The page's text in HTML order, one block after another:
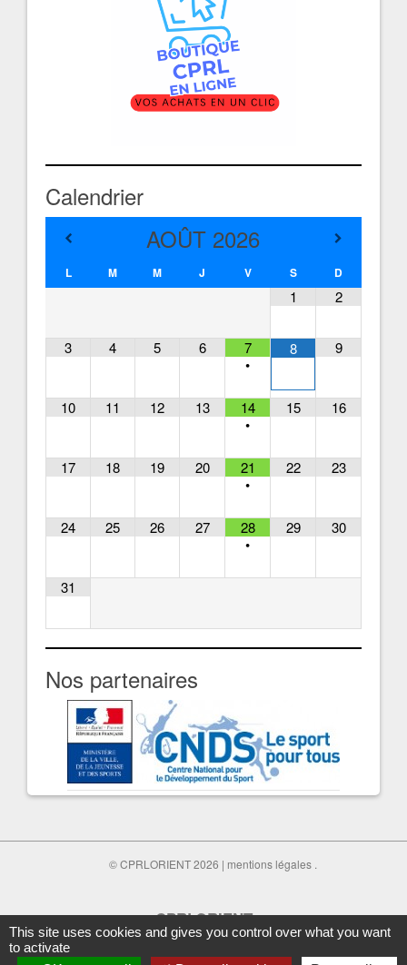
Calendrier
AOÛT 2026
L M M J V S D
1 2
3 4 5 6 7
•
8 9
10 11 12 13 14
•
15 16
17 18 19 20 21
•
22 23
24 25 26 27 28
•
29 30
31
Nos partenaires
© CPRLORIENT 2026 | mentions légales .
CPRLORIENT
Club de Patinage à Roulettes de Lorient
This site uses cookies and gives you control over what you want
to activate